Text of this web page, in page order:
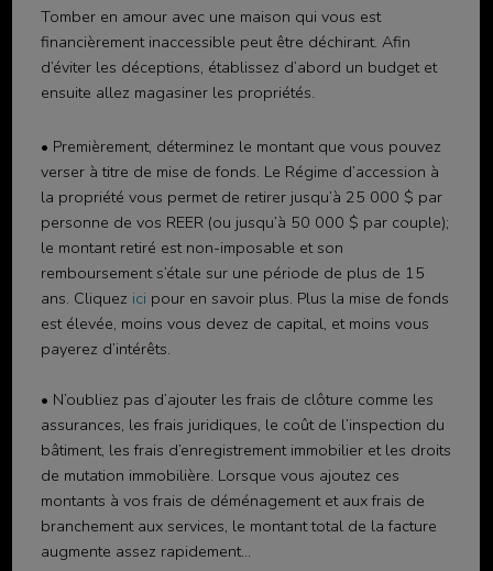
Tomber en amour avec une maison qui vous est
financièrement inaccessible peut être déchirant. Afin
d’éviter les déceptions, établissez d’abord un budget et
ensuite allez magasiner les propriétés.
• Premièrement, déterminez le montant que vous pouvez
verser à titre de mise de fonds. Le Régime d’accession à
la propriété vous permet de retirer jusqu’à 25 000 $ par
personne de vos REER (ou jusqu’à 50 000 $ par couple);
le montant retiré est non-imposable et son
remboursement s’étale sur une période de plus de 15
ans. Cliquez ici pour en savoir plus. Plus la mise de fonds
est élevée, moins vous devez de capital, et moins vous
payerez d’intérêts.
• N’oubliez pas d’ajouter les frais de clôture comme les
assurances, les frais juridiques, le coût de l’inspection du
bâtiment, les frais d’enregistrement immobilier et les droits
de mutation immobilière. Lorsque vous ajoutez ces
montants à vos frais de déménagement et aux frais de
branchement aux services, le montant total de la facture
augmente assez rapidement...